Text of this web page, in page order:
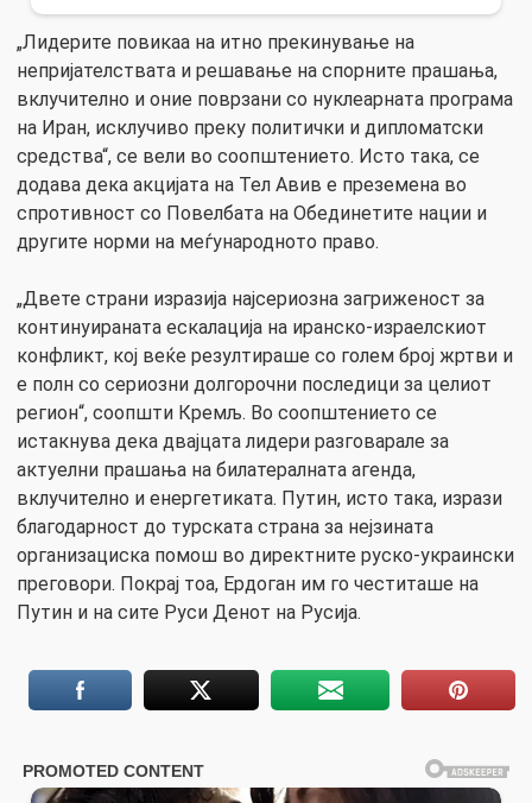
„Лидерите повикаа на итно прекинување на
непријателствата и решавање на спорните прашања,
вклучително и оние поврзани со нуклеарната програма
на Иран, исклучиво преку политички и дипломатски
средства“, се вели во соопштението. Исто така, се
додава дека акцијата на Тел Авив е преземена во
спротивност со Повелбата на Обединетите нации и
другите норми на меѓународното право.
„Двете страни изразија најсериозна загриженост за
континуираната ескалација на иранско-израелскиот
конфликт, кој веќе резултираше со голем број жртви и
е полн со сериозни долгорочни последици за целиот
регион“, соопшти Кремљ. Во соопштението се
истакнува дека двајцата лидери разговарале за
актуелни прашања на билатералната агенда,
вклучително и енергетиката. Путин, исто така, изрази
благодарност до турската страна за нејзината
организациска помош во директните руско-украински
преговори. Покрај тоа, Ердоган им го честиташе на
Путин и на сите Руси Денот на Русија.